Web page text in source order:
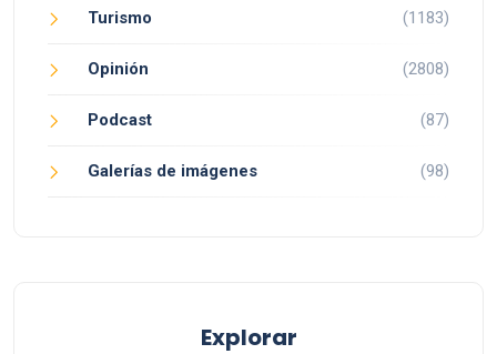
Turismo (1183)
Opinión (2808)
Podcast (87)
Galerías de imágenes (98)
Explorar